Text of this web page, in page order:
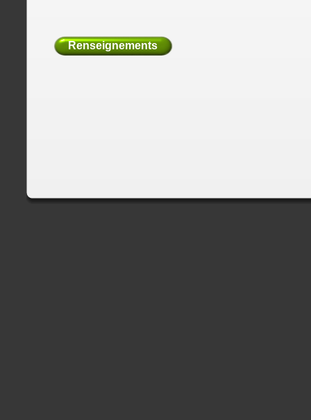
Renseignements